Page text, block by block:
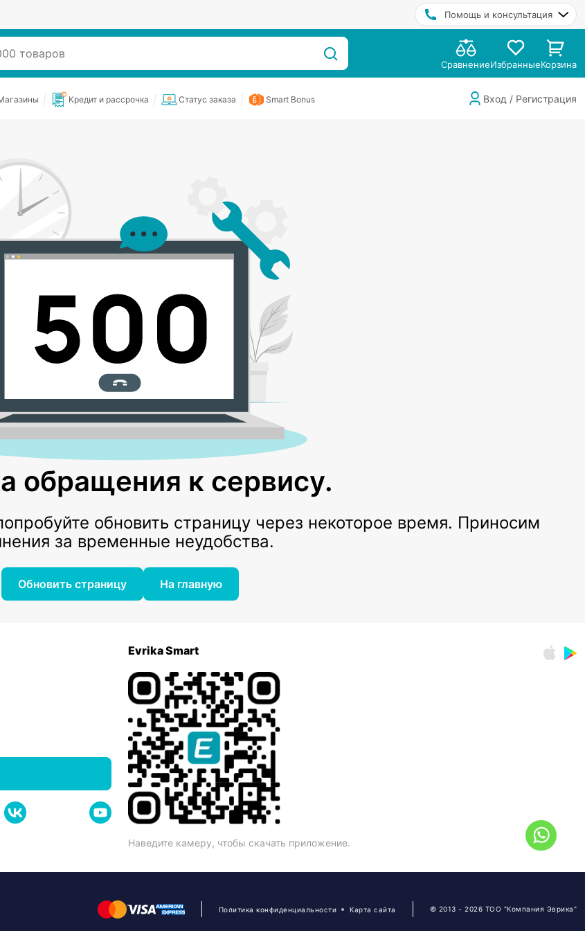
Помощь и консультация
СравнениеИзбранныеКорзина
Кредит и рассрочка Статус заказа Smart Bonus Вход / Регистрация
обращения к сервису.
обновить страницу через некоторое время. Приносим
за временные неудобства.
Обновить страницу На главную
Evrika Smart
Наведите камеру, чтобы скачать приложение.
Политика конфиденциальности Карта сайта © 2013 - 2026 ТОО "Компания Эврика"